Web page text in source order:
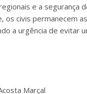
e a segurança
os civis permanecem
a urgência de evitar
Marçal